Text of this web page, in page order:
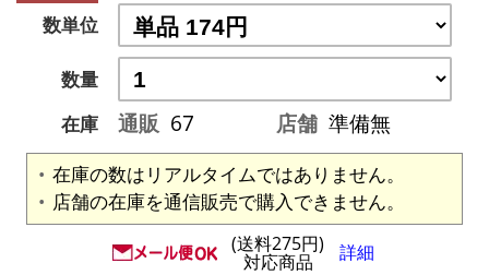
数単位
数量
在庫
通販 67 店舗 準備無
在庫の数はリアルタイムではありません。
店舗の在庫を通信販売で購入できません。
(送料275円)
対応商品 詳細